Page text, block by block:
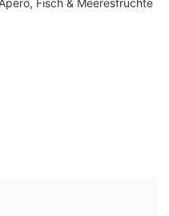
Apéro, Fisch & Meeresfrüchte